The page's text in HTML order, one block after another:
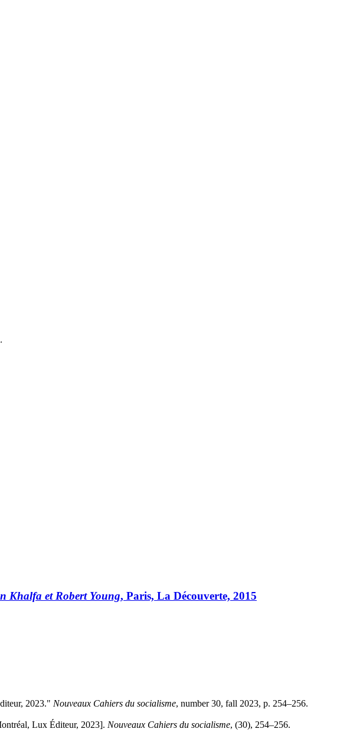
Khalfa et Robert Young, Paris, La Découverte, 2015
2023." Nouveaux Cahiers du socialisme, number 30, fall 2023, p. 254–256.
Lux Éditeur, 2023]. Nouveaux Cahiers du socialisme, (30), 254–256.